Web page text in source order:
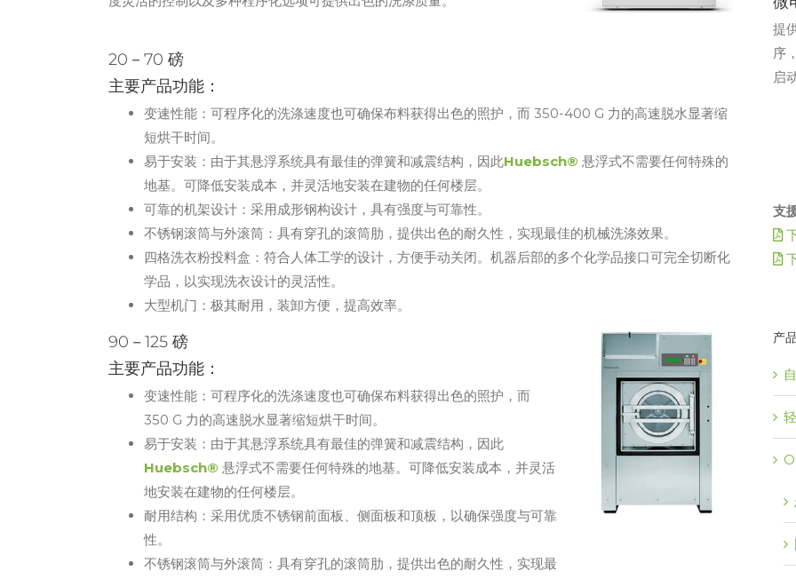
20－70 磅
主要产品功能：
变速性能：可程序化的洗涤速度也可确保布料获得出色的照护，而 350-400 G 力的高速脱水显著缩
短烘干时间。
易于安装：由于其悬浮系统具有最佳的弹簧和减震结构，因此Huebsch® 悬浮式不需要任何特殊的
地基。可降低安装成本，并灵活地安装在建物的任何楼层。
可靠的机架设计：采用成形钢构设计，具有强度与可靠性。
不锈钢滚筒与外滚筒：具有穿孔的滚筒肋，提供出色的耐久性，实现最佳的机械洗涤效果。
四格洗衣粉投料盒：符合人体工学的设计，方便手动关闭。机器后部的多个化学品接口可完全切断化
学品，以实现洗衣设计的灵活性。
大型机门：极其耐用，装卸方便，提高效率。
90－125 磅
主要产品功能：
变速性能：可程序化的洗涤速度也可确保布料获得出色的照护，而
350 G 力的高速脱水显著缩短烘干时间。
易于安装：由于其悬浮系统具有最佳的弹簧和减震结构，因此
Huebsch® 悬浮式不需要任何特殊的地基。可降低安装成本，并灵活
地安装在建物的任何楼层。
耐用结构：采用优质不锈钢前面板、侧面板和顶板，以确保强度与可靠
性。
不锈钢滚筒与外滚筒：具有穿孔的滚筒肋，提供出色的耐久性，实现最
提
序
启
支
产